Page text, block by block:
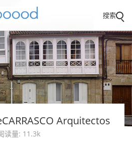
搜索
Arquitectos
读量: 11.3k